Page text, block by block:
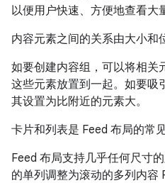
以便用户快速、方便地查看大
内容元素之间的关系由大小和
如要创建内容组，可以将相关
这些元素放置到一起。如要吸
其设置为比附近的元素大。
卡片和列表是 Feed 布局的常见
Feed 布局支持几乎任何尺寸
的单列调整为滚动的多列内容